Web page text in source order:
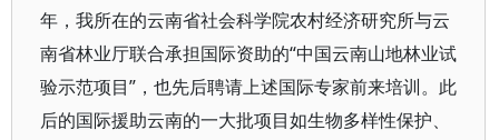
年，我所在的云南省社会科学院农村经济研究所与云
南省林业厅联合承担国际资助的“中国云南山地林业试
验示范项目”，也先后聘请上述国际专家前来培训。此
后的国际援助云南的一大批项目如生物多样性保护、